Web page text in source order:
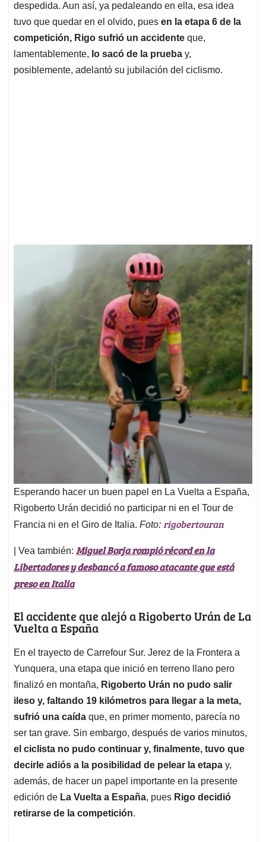
despedida. Aun así, ya pedaleando en ella, esa idea
tuvo que quedar en el olvido, pues en la etapa 6 de la
competición, Rigo sufrió un accidente que,
lamentablemente, lo sacó de la prueba y,
posiblemente, adelantó su jubilación del ciclismo.
Esperando hacer un buen papel en La Vuelta a España,
Rigoberto Urán decidió no participar ni en el Tour de
Francia ni en el Giro de Italia. Foto: rigobertouran
| Vea también: Miguel Borja rompió récord en la
Libertadores y desbancó a famoso atacante que está
preso en Italia
El accidente que alejó a Rigoberto Urán de La
Vuelta a España
En el trayecto de Carrefour Sur. Jerez de la Frontera a
Yunquera, una etapa que inició en terreno llano pero
finalizó en montaña, Rigoberto Urán no pudo salir
ileso y, faltando 19 kilómetros para llegar a la meta,
sufrió una caída que, en primer momento, parecía no
ser tan grave. Sin embargo, después de varios minutos,
el ciclista no pudo continuar y, finalmente, tuvo que
decirle adiós a la posibilidad de pelear la etapa y,
además, de hacer un papel importante en la presente
edición de La Vuelta a España, pues Rigo decidió
retirarse de la competición.